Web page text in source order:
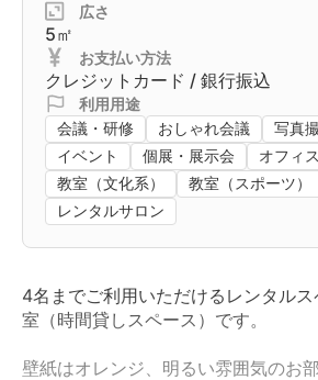
広さ
5㎡
お支払い方法
クレジットカード / 銀行振込
利用用途
会議・研修
おしゃれ会議 写真
イベント
個展・展示会 オフィス
教室（文化系）
教室（スポーツ）
レンタルサロン
4名までご利用いただけるレンタル
室（時間貸しスペース）です。
壁紙はオレンジ、明るい雰囲気のお部